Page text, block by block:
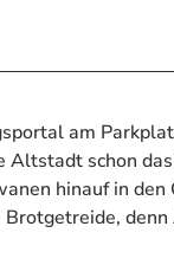
am
schon
hinauf in den